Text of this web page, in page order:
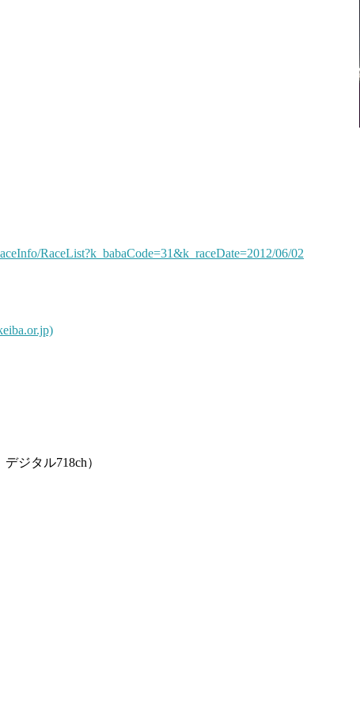
RaceList?k_babaCode=31&k_raceDate=2012/06/02
ジタル718ch）